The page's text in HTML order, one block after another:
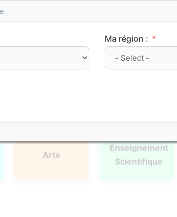
Philosophie
Arts
Enseignement
Scientifique
Ma région :